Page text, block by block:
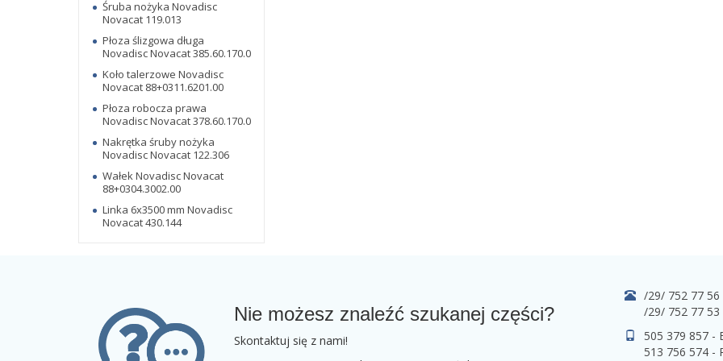
Śruba nożyka Novadisc
Novacat 119.013
Płoza ślizgowa długa
Novadisc Novacat 385.60.170.0
Koło talerzowe Novadisc
Novacat 88+0311.6201.00
Płoza robocza prawa
Novadisc Novacat 378.60.170.0
Nakrętka śruby nożyka
Novadisc Novacat 122.306
Wałek Novadisc Novacat
88+0304.3002.00
Linka 6x3500 mm Novadisc
Novacat 430.144
Nie możesz znaleźć szukanej części?
Skontaktuj się z nami!
/29/ 752 77 56
/29/ 752 77 53
505 379 857 -
513 756 574 -